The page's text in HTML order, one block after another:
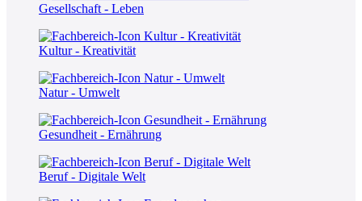
Gesellschaft - Leben
Kultur - Kreativität
Natur - Umwelt
Gesundheit - Ernährung
Beruf - Digitale Welt